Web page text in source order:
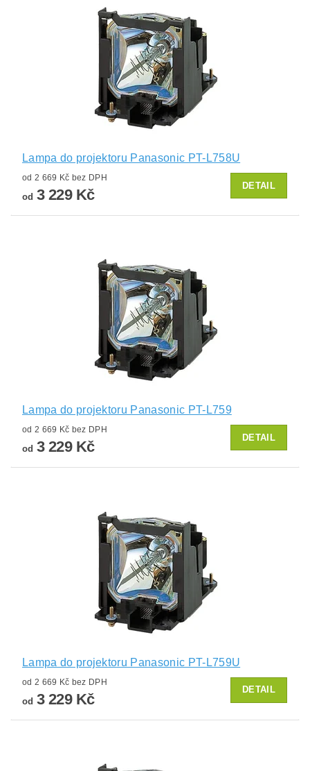
Lampa do projektoru Panasonic PT-L758U
od 2 669 Kč bez DPH
od 3 229 Kč
DETAIL
Lampa do projektoru Panasonic PT-L759
od 2 669 Kč bez DPH
od 3 229 Kč
DETAIL
Lampa do projektoru Panasonic PT-L759U
od 2 669 Kč bez DPH
od 3 229 Kč
DETAIL